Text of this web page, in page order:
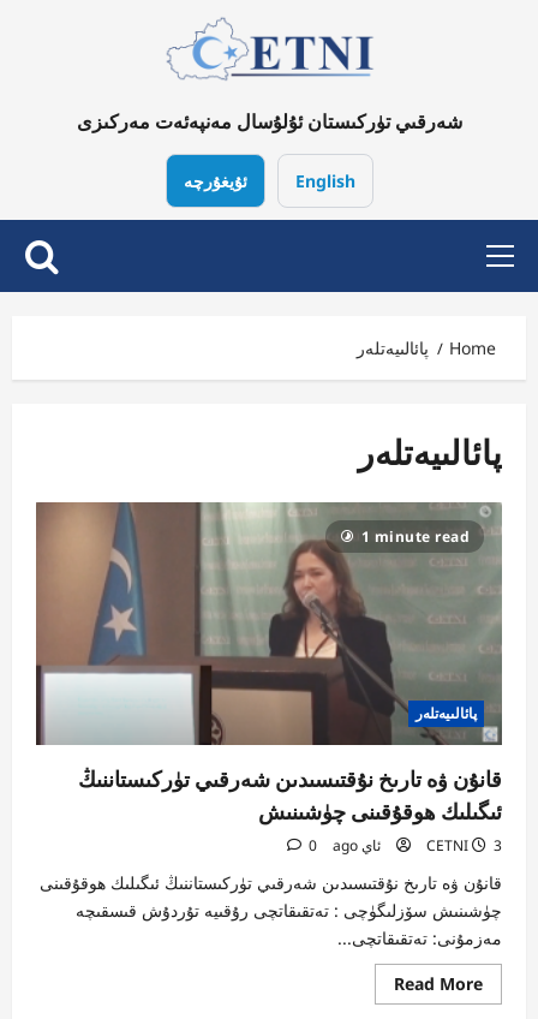
شەرقىي تۈركىستان ئۇلۇسال مەنپەئەت مەركىزى
English ئۇيغۇرچە
Primary
Menu
Home پائالىيەتلەر
پائالىيەتلەر
1 minute read
پائالىيەتلەر
قانۇن ۋە تارىخ نۇقتىسىدىن شەرقىي تۈركىستاننىڭ
ئىگىلىك ھوقۇقىنى چۈشىنىش
CETNI 3 ئاي ago 0
قانۇن ۋە تارىخ نۇقتىسىدىن شەرقىي تۈركىستاننىڭ ئىگىلىك ھوقۇقىنى
چۈشىنىش سۆزلىگۈچى : تەتقىقاتچى رۇقىيە تۇردۇش قىسقىچە
مەزمۇنى: تەتقىقاتچى...
Read More
more